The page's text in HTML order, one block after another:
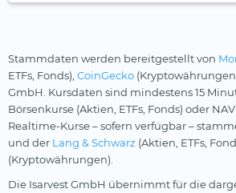
Stammdaten werden bereitgestellt von
ETFs, Fonds), CoinGecko
GmbH. Kursdaten sind mindestens 15
Börsenkurse (Aktien, ETFs, Fonds) oder
Realtime-Kurse – sofern verfügbar –
und der Lang & Schwarz (Aktien, ETFs,
(Kryptowährungen).
Die Isarvest GmbH übernimmt für die